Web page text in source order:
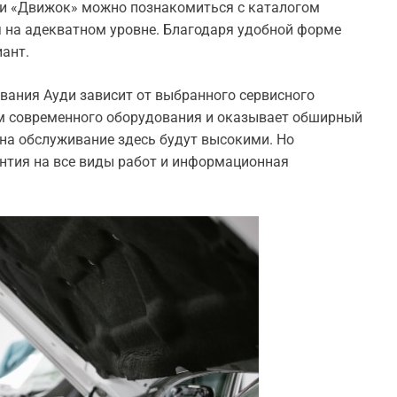
«Движок» можно познакомиться с каталогом
на адекватном уровне. Благодаря удобной форме
Ауди зависит от выбранного сервисного
современного оборудования и оказывает обширный
обслуживание здесь будут высокими. Но
на все виды работ и информационная